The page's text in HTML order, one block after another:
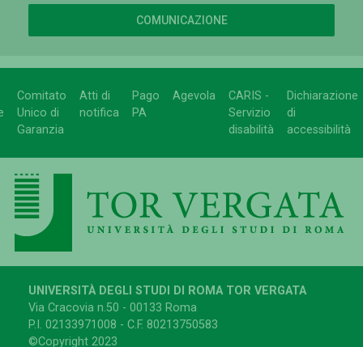
COMUNICAZIONE
Comitato
Unico di
Garanzia
Atti di
notifica
Pago
PA
Agevola
CARIS -
Servizio
disabilità
Dichiarazione
di
accessibilità
UNIVERSITÀ DEGLI STUDI DI ROMA TOR VERGATA
Via Cracovia n.50 - 00133 Roma
P.I. 02133971008 - C.F. 80213750583
©Copyright 2023